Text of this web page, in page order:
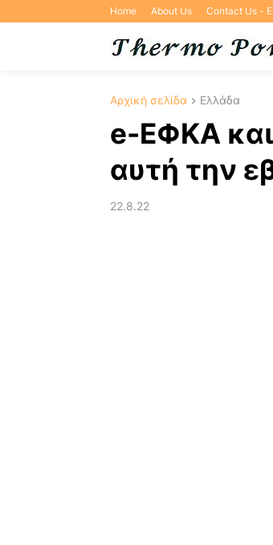
Home About Us Contact Us -
Αρχική σελίδα Ελλάδα
e-ΕΦΚΑ
αυτή την
22.8.22